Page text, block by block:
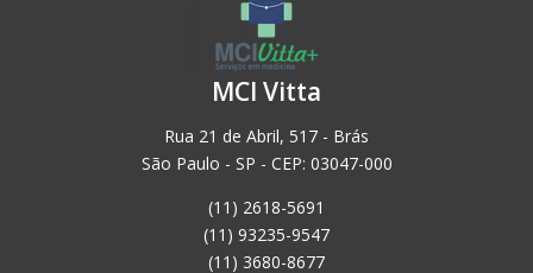
MCI Vitta
Rua 21 de Abril, 517 - Brás
São Paulo - SP - CEP: 03047-000
(11) 2618-5691
(11) 93235-9547
(11) 3680-8677